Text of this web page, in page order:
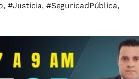
#Justicia, #SeguridadPública,